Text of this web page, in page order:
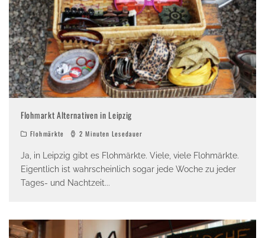
Flohmarkt Alternativen in Leipzig
Flohmärkte 2 Minuten Lesedauer
Ja, in Leipzig gibt es Flohmärkte. Viele, viele Flohmärkte.
Eigentlich ist wahrscheinlich sogar jede Woche zu jeder
Tages- und Nachtzeit...